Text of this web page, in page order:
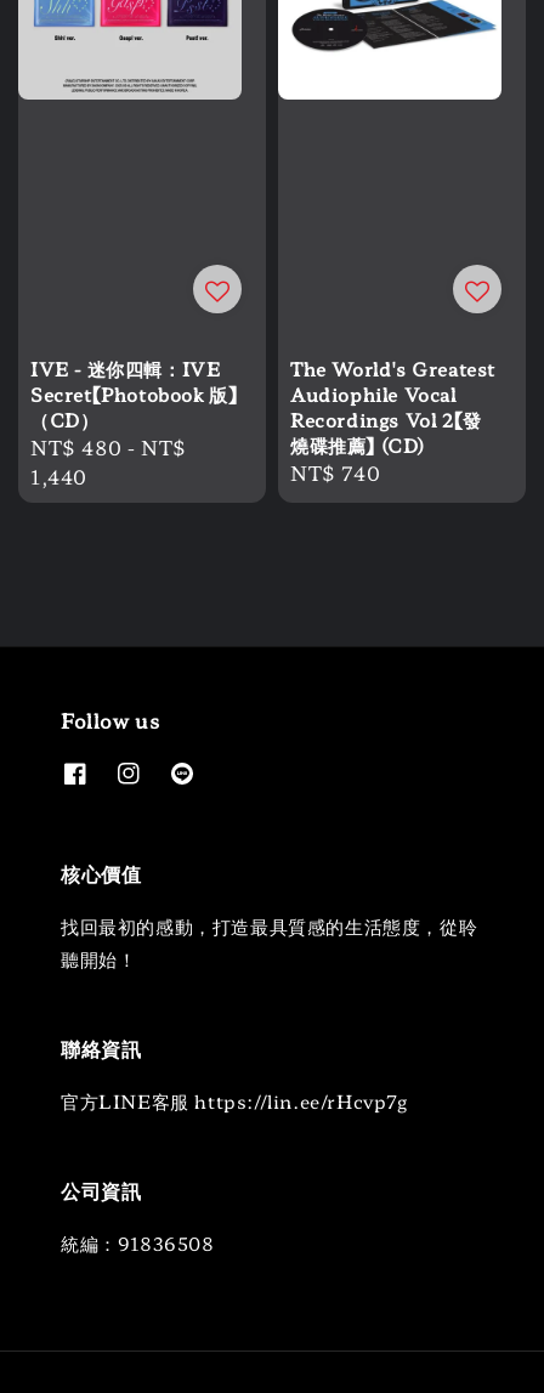
IVE - 迷你四輯：IVE
Secret【Photobook 版】
（CD）
Regular
price
NT$ 480 -NT$
1,440
The World's Greatest
Audiophile Vocal
Recordings Vol 2【發
燒碟推薦】 (CD)
Regular
price
NT$ 740
Follow us
核心價值
找回最初的感動，打造最具質感的生活態度，從聆
聽開始！
聯絡資訊
官方LINE客服 https://lin.ee/rHcvp7g
公司資訊
統編：91836508